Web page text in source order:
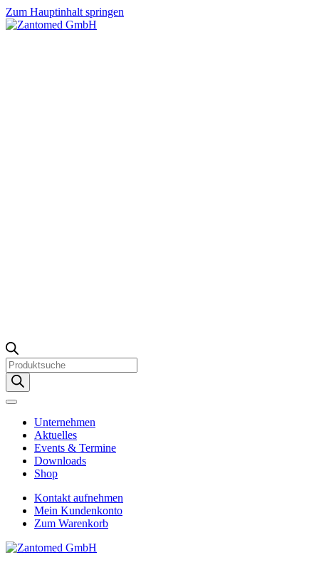
Zum Hauptinhalt springen
Products
search
Unternehmen
Aktuelles
Events & Termine
Downloads
Shop
Kontakt aufnehmen
Mein Kundenkonto
Zum Warenkorb